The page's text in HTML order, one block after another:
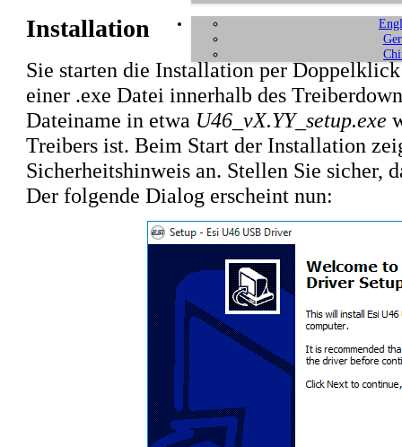
Installation
Sie starten die Installation per
einer .exe Datei innerhalb des
Dateiname in etwa U46_vX.YY_setup.exe
Treibers ist. Beim Start der Installation
Sicherheitshinweis an. Stellen Sie sicher,
Der folgende Dialog erscheint nun: